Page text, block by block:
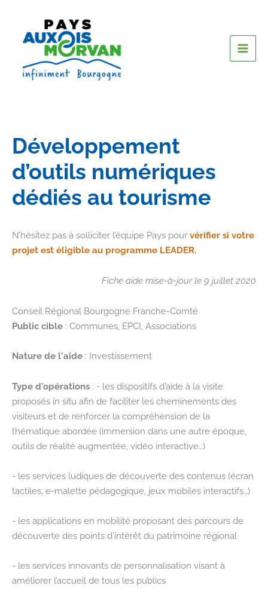
Développement
d’outils numériques
dédiés au tourisme
N’hésitez pas à solliciter l’équipe Pays pour vérifier si votre
projet est éligible au programme LEADER.
Fiche aide mise-à-jour le 9 juillet 2020
Conseil Régional Bourgogne Franche-Comté
Public cible : Communes, EPCI, Associations
Nature de l'aide : Investissement
Type d'opérations : - les dispositifs d’aide à la visite
proposés in situ afin de faciliter les cheminements des
visiteurs et de renforcer la compréhension de la
thématique abordée (immersion dans une autre époque,
outils de réalité augmentée, vidéo interactive…)
- les services ludiques de découverte des contenus (écran
tactiles, e-malette pédagogique, jeux mobiles interactifs…)
- les applications en mobilité proposant des parcours de
découverte des points d’intérêt du patrimoine régional
- les services innovants de personnalisation visant à
améliorer l’accueil de tous les publics